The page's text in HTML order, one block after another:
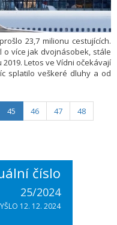
23,7 milionu cestujících.
o více jak dvojnásobek, stále
Letos ve Vídni očekávají
splatilo veškeré dluhy a od
45 46 47
48
číslo
25/2024
12. 12. 2024